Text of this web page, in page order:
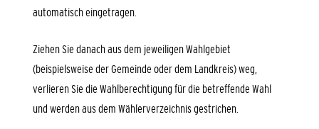
automatisch eingetragen.
Ziehen Sie danach aus dem jeweiligen Wahlgebiet
(beispielsweise der Gemeinde oder dem Landkreis) weg,
verlieren Sie die Wahlberechtigung für die betreffende Wahl
und werden aus dem Wählerverzeichnis gestrichen.